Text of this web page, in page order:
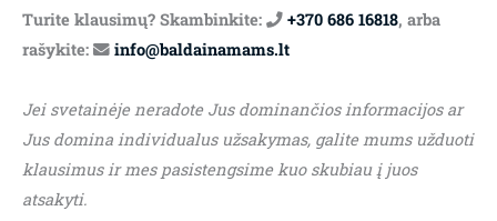
Turite klausimų? Skambinkite: +370 686 16818, arba
rašykite:
info@baldainamams.lt
Jei svetainėje neradote Jus dominančios informacijos ar
Jus domina individualus užsakymas, galite mums užduoti
klausimus ir mes pasistengsime kuo skubiau į juos
atsakyti.